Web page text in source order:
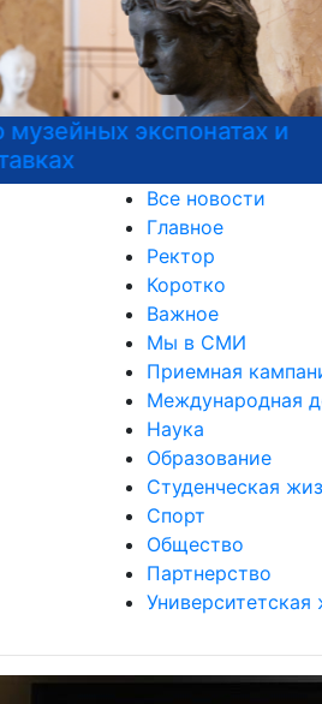
Программы
Главное
Ректор
Коротко
Важное
Мы в СМИ
Приемная
Международная
Наука
Образование
Студенческая
Спорт
Общество
Партнерство
Университетская